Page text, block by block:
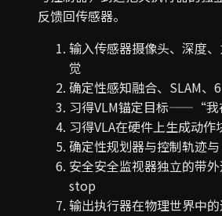
反馈回传感器。
输入传感器摄像头、深度
觉
确定性感知融合、SLAM、
习得VLM锚定目标——“我
习得VLA在硬件上生成动作
确定性规划器与控制轨迹
安全安全监视器独立的带
stop
输出执行器在物理世界中